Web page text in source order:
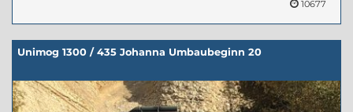
10677
Unimog 1300 / 435 Johanna Umbaubeginn 20